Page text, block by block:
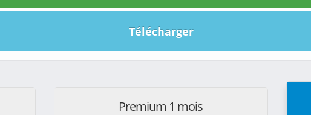
Télécharger
Premium 1 mois